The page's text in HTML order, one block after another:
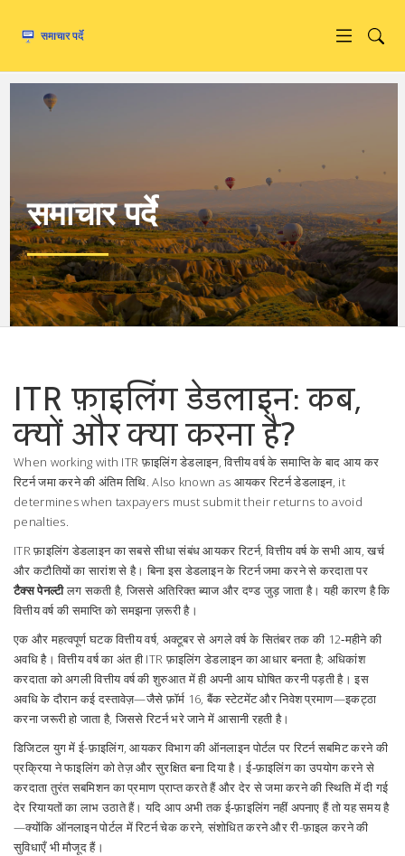
समाचार पर्दे
ITR फ़ाइलिंग डेडलाइन: कब,
क्यों और क्या करना है?
When working with ITR फ़ाइलिंग डेडलाइन,वित्तीय वर्ष के समाप्ति के बाद आय कर
रिटर्न जमा करने की अंतिम तिथि. Also known as आयकर रिटर्न डेडलाइन, it
determines when taxpayers must submit their returns to avoid
penalties.
ITR फ़ाइलिंग डेडलाइन का सबसे सीधा संबंधआयकर रिटर्न,वित्तीय वर्ष के सभी आय, खर्च
और कटौतियों का सारांशसे है। बिना इस डेडलाइन के रिटर्न जमा करने से करदाता पर
टैक्स पेनल्टीलग सकती है, जिससे अतिरिक्त ब्याज और दण्ड जुड़ जाता है। यही कारण है कि
वित्तीय वर्ष की समाप्ति को समझना ज़रूरी है।
एक और महत्वपूर्ण घटकवित्तीय वर्ष, अक्टूबर से अगले वर्ष के सितंबर तक की 12‑महीने की
अवधिहै। वित्तीय वर्ष का अंत ही ITR फ़ाइलिंग डेडलाइन का आधार बनता है; अधिकांश
करदाता को अगली वित्तीय वर्ष की शुरुआत में ही अपनी आय घोषित करनी पड़ती है। इस
अवधि के दौरान कई दस्तावेज़—जैसे फ़ॉर्म 16, बैंक स्टेटमेंट और निवेश प्रमाण—इकट्ठा
करना जरूरी हो जाता है, जिससे रिटर्न भरे जाने में आसानी रहती है।
डिजिटल युग मेंई-फ़ाइलिंग,आयकर विभाग की ऑनलाइन पोर्टल पर रिटर्न सबमिट करने की
प्रक्रियाने फाइलिंग को तेज़ और सुरक्षित बना दिया है। ई‑फ़ाइलिंग का उपयोग करने से
करदाता तुरंत सबमिशन का प्रमाण प्राप्त करते हैं और देर से जमा करने की स्थिति में दी गई
देर रियायतों का लाभ उठाते हैं। यदि आप अभी तक ई‑फ़ाइलिंग नहीं अपनाए हैं तो यह समय है
—क्योंकि ऑनलाइन पोर्टल में रिटर्न चेक करने, संशोधित करने और री-फ़ाइल करने की
सुविधाएँ भी मौजूद हैं।